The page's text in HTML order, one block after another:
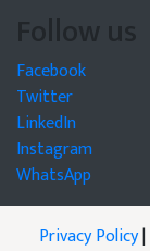
Follow us
Facebook
Twitter
LinkedIn
Instagram
WhatsApp
Privacy Policy|